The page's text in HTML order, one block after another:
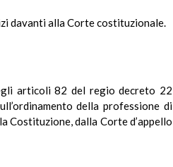
davanti alla Corte costituzionale.
articoli 82 del regio decreto 22
della professione di
Costituzione, dalla Corte d’appello